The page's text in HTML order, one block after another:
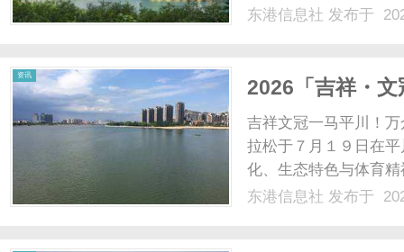
时间又磨心态。实在
东港信息社 发布于
资讯
2026「吉祥・
吉祥文冠一马平川！
拉松于７月１９日在
化、生态特色与体育
聚平川，以脚步丈量
东港信息社 发布于